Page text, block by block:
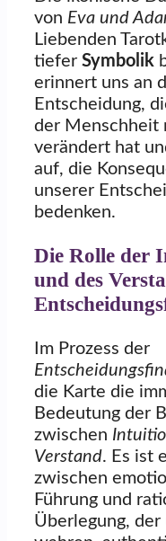
von Eva und
Liebenden
tiefer Symbolik
erinnert uns an
Entscheidung,
der Menschheit
verändert hat
auf, die
unserer
bedenken.
Die Rolle der
und des
Im Prozess der
die Karte die
Bedeutung der
zwischen
Verstand. Es ist
zwischen
Führung und
Überlegung, der